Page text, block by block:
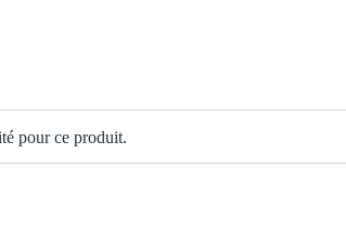
pour ce produit.